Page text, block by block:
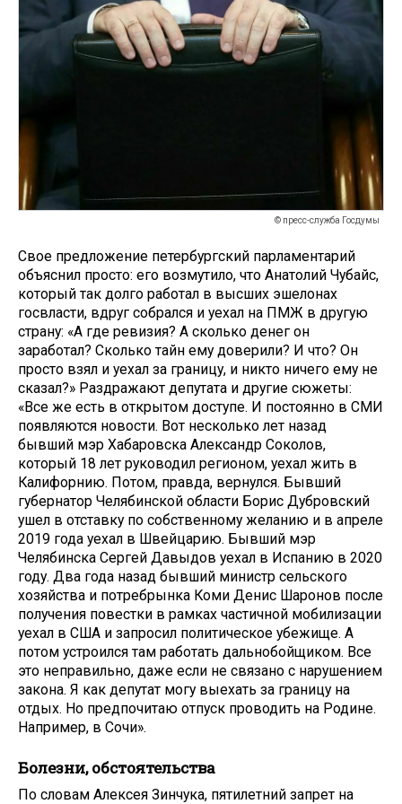
© пресс-служба Госдумы
Свое предложение петербургский парламентарий
объяснил просто: его возмутило, что Анатолий Чубайс,
который так долго работал в высших эшелонах
госвласти, вдруг собрался и уехал на ПМЖ в другую
страну: «А где ревизия? А сколько денег он
заработал? Сколько тайн ему доверили? И что? Он
просто взял и уехал за границу, и никто ничего ему не
сказал?» Раздражают депутата и другие сюжеты:
«Все же есть в открытом доступе. И постоянно в СМИ
появляются новости. Вот несколько лет назад
бывший мэр Хабаровска Александр Соколов,
который 18 лет руководил регионом, уехал жить в
Калифорнию. Потом, правда, вернулся. Бывший
губернатор Челябинской области Борис Дубровский
ушел в отставку по собственному желанию и в апреле
2019 года уехал в Швейцарию. Бывший мэр
Челябинска Сергей Давыдов уехал в Испанию в 2020
году. Два года назад бывший министр сельского
хозяйства и потребрынка Коми Денис Шаронов после
получения повестки в рамках частичной мобилизации
уехал в США и запросил политическое убежище. А
потом устроился там работать дальнобойщиком. Все
это неправильно, даже если не связано с нарушением
закона. Я как депутат могу выехать за границу на
отдых. Но предпочитаю отпуск проводить на Родине.
Например, в Сочи».
Болезни, обстоятельства
По словам Алексея Зинчука, пятилетний запрет на